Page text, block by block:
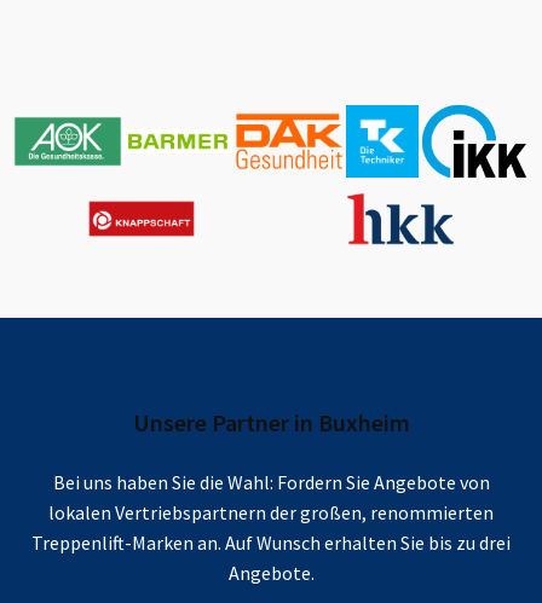
Unsere Partner in Buxheim
Bei uns haben Sie die Wahl: Fordern Sie Angebote von
lokalen Vertriebspartnern der großen, renommierten
Treppenlift-Marken an. Auf Wunsch erhalten Sie bis zu drei
Angebote.